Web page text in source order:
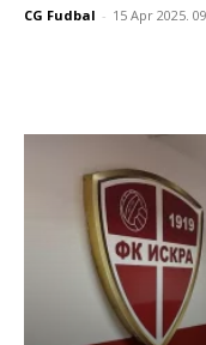
CG Fudbal - 15 Apr 2025.